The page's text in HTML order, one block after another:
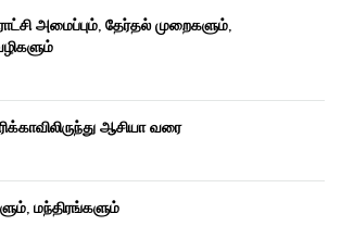
அமைப்பும், தேர்தல் முறைகளும்,
ஆசியா வரை
மந்திரங்களும்